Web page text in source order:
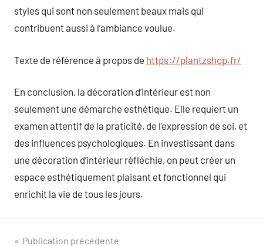
styles qui sont non seulement beaux mais qui
contribuent aussi à l’ambiance voulue.
Texte de référence à propos de https://plantzshop.fr/
En conclusion, la décoration d’intérieur est non
seulement une démarche esthétique. Elle requiert un
examen attentif de la praticité, de l’expression de soi, et
des influences psychologiques. En investissant dans
une décoration d’intérieur réfléchie, on peut créer un
espace esthétiquement plaisant et fonctionnel qui
enrichit la vie de tous les jours.
Publication précédente